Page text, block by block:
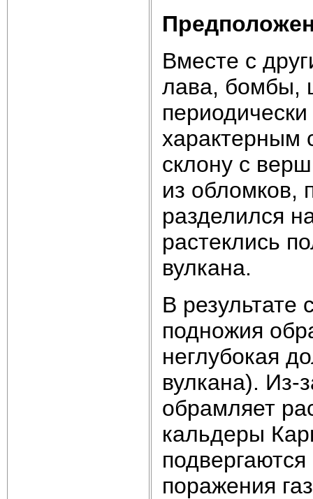
Вместе с
лава, бомбы,
склону с
из обломков,
разделился
растеклись
вулкана.
В результате
подножия
неглубокая
вулкана). Из-
обрамляет
кальдеры
поражения